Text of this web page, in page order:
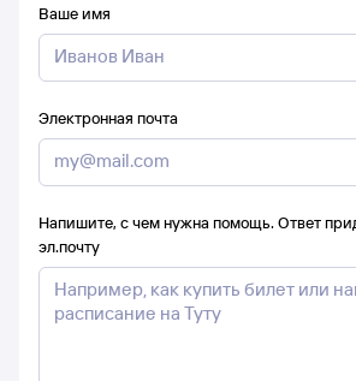
Ваше имя
Электронная почта
Напишите, с чем нужна помощь. Ответ
эл.почту